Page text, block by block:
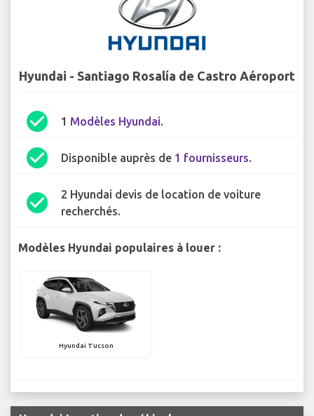
Hyundai - Santiago Rosalía de Castro Aéroport
check_circle 1 Modèles Hyundai.
check_circle Disponible auprès de 1 fournisseurs.
check_circle
2 Hyundai devis de location de voiture
recherchés.
Modèles Hyundai populaires à louer :
Hyundai Tucson